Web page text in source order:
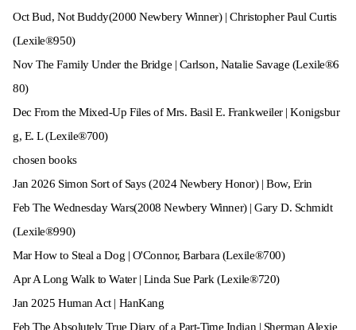
Oct Bud, Not Buddy(2000 Newbery Winner) | Christopher Paul Curtis
(Lexile®950)
Nov The Family Under the Bridge | Carlson, Natalie Savage (Lexile®6
80)
Dec From the Mixed-Up Files of Mrs. Basil E. Frankweiler | Konigsbur
g, E. L (Lexile®700)
chosen books
Jan 2026 Simon Sort of Says (2024 Newbery Honor) | Bow, Erin
Feb The Wednesday Wars(2008 Newbery Winner) | Gary D. Schmidt
(Lexile®990)
Mar How to Steal a Dog | O'Connor, Barbara (Lexile®700)
Apr A Long Walk to Water | Linda Sue Park (Lexile®720)
Jan 2025 Human Act | HanKang
Feb The Absolutely True Diary of a Part-Time Indian | Sherman Alexie